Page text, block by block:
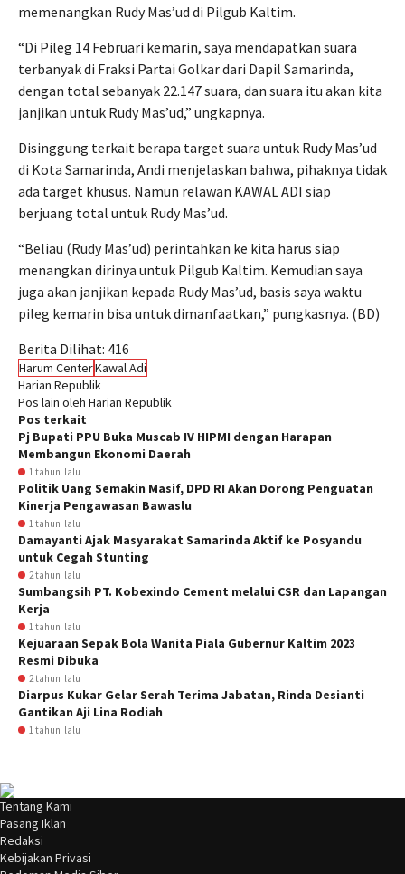
memenangkan Rudy Mas’ud di Pilgub Kaltim.
“Di Pileg 14 Februari kemarin, saya mendapatkan suara
terbanyak di Fraksi Partai Golkar dari Dapil Samarinda,
dengan total sebanyak 22.147 suara, dan suara itu akan kita
janjikan untuk Rudy Mas’ud,” ungkapnya.
Disinggung terkait berapa target suara untuk Rudy Mas’ud
di Kota Samarinda, Andi menjelaskan bahwa, pihaknya tidak
ada target khusus. Namun relawan KAWAL ADI siap
berjuang total untuk Rudy Mas’ud.
“Beliau (Rudy Mas’ud) perintahkan ke kita harus siap
menangkan dirinya untuk Pilgub Kaltim. Kemudian saya
juga akan janjikan kepada Rudy Mas’ud, basis saya waktu
pileg kemarin bisa untuk dimanfaatkan,” pungkasnya. (BD)
Berita Dilihat: 416
Harum CenterKawal Adi
Harian Republik
Pos lain oleh Harian Republik
Pos terkait
Pj Bupati PPU Buka Muscab IV HIPMI dengan Harapan
Membangun Ekonomi Daerah
1 tahun lalu
Politik Uang Semakin Masif, DPD RI Akan Dorong Penguatan
Kinerja Pengawasan Bawaslu
1 tahun lalu
Damayanti Ajak Masyarakat Samarinda Aktif ke Posyandu
untuk Cegah Stunting
2 tahun lalu
Sumbangsih PT. Kobexindo Cement melalui CSR dan Lapangan
Kerja
1 tahun lalu
Kejuaraan Sepak Bola Wanita Piala Gubernur Kaltim 2023
Resmi Dibuka
2 tahun lalu
Diarpus Kukar Gelar Serah Terima Jabatan, Rinda Desianti
Gantikan Aji Lina Rodiah
1 tahun lalu
Tentang Kami
Pasang Iklan
Redaksi
Kebijakan Privasi